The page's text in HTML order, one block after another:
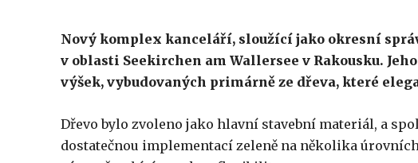
Nový komplex kanceláří, sloužící jako okresní
v oblasti Seekirchen am Wallersee v Rakousku.
výšek, vybudovaných primárně ze dřeva, které
Dřevo bylo zvoleno jako hlavní stavební materiál, a
dostatečnou implementací zeleně na několika